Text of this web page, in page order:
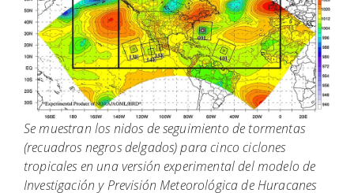
Se muestran los nidos de seguimiento de tormentas
(recuadros negros delgados) para cinco ciclones
tropicales en una versión experimental del modelo de
Investigación y Previsión Meteorológica de Huracanes